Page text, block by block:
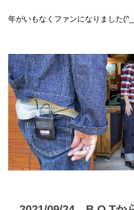
年がいもなくファンになりました